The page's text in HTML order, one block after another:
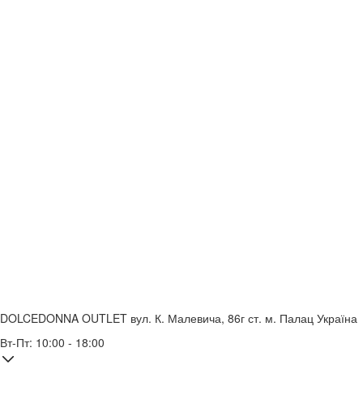
DOLCEDONNA OUTLET вул. К. Малевича, 86г ст. м. Палац Україна
Вт-Пт: 10:00 - 18:00